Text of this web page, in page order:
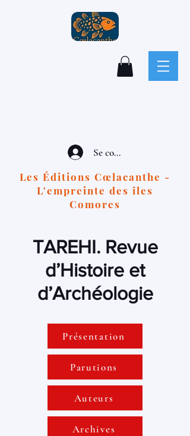
Se connecter
Les Éditions Cœlacanthe -
L'empreinte des îles
Comores
TAREHI. Revue
d’Histoire et
d’Archéologie
Présentation
Parutions
Auteurs
Archives